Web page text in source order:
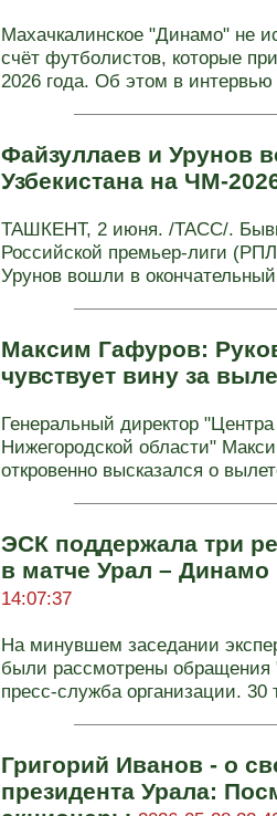
Махачкалинское "Динамо" не
счёт футболистов, которые
2026 года. Об этом в
Файзуллаев и Урунов
Узбекистана на ЧМ-
ТАШКЕНТ, 2 июня. /ТАСС/.
Российской премьер-лиги
Урунов вошли в
Максим Гафуров:
чувствует вину за
Генеральный директор
Нижегородской области"
откровенно высказался о
ЭСК поддержала три
в матче Урал –
14:07:37
На минувшем заседании
были рассмотрены
пресс-служба организации. 30
Григорий Иванов - о
президента Урала: